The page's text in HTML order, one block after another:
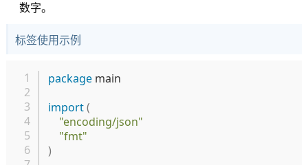
数字。
标签使用示例
package main
import(
"encoding/json"
"fmt"
)